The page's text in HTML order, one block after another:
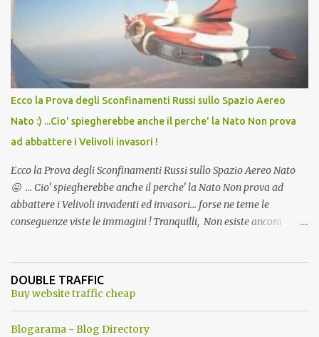
andava bene anche, a Temperatura Ambiente"! Riproponiamo
l'articolo per NON Dimenticare!
Ecco la Prova degli Sconfinamenti Russi sullo Spazio Aereo
Nato :) ...Cio' spiegherebbe anche il perche' la Nato Non prova
ad abbattere i Velivoli invasori !
Ecco la Prova degli Sconfinamenti Russi sullo Spazio Aereo Nato
😛 ... Cio' spiegherebbe anche il perche' la Nato Non prova ad
abbattere i Velivoli invadenti ed invasori... forse ne teme le
conseguenze viste le immagini ! Tranquilli, Non esiste ancora
ancora una fantasia Nato o forse una "False Flag", per provocare
una guerra mondiale che difficilmente da menti sane, potrebbe
DOUBLE TRAFFIC
Buy website traffic cheap
Blogarama - Blog Directory